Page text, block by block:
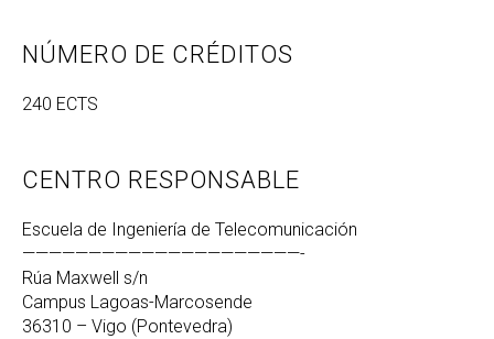
NÚMERO DE CRÉDITOS
240 ECTS
CENTRO RESPONSABLE
Escuela de Ingeniería de Telecomunicación
—————————————————————-
Rúa Maxwell s/n
Campus Lagoas-Marcosende
36310 – Vigo (Pontevedra)